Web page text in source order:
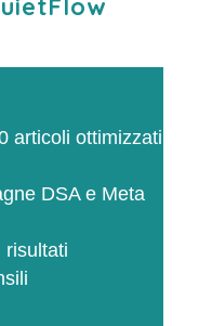
articoli ottimizzati
DSA e Meta
risultati